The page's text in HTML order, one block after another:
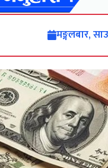
मङ्गलबार,